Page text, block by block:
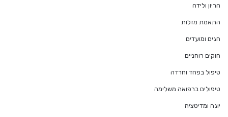
הריון ולידה
התאמת מזלות
חגים ומועדים
חוקים רוחניים
טיפול בפחד וחרדה
טיפולים ברפואה משלימה
יוגה ומדיטציה